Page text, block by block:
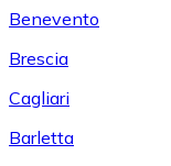
Benevento
Brescia
Cagliari
Barletta